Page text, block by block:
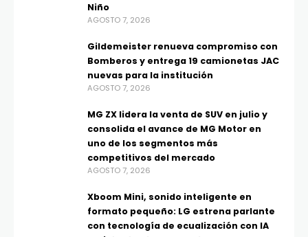
Niño
AGOSTO 7, 2026
Gildemeister renueva compromiso con
Bomberos y entrega 19 camionetas JAC
nuevas para la institución
AGOSTO 7, 2026
MG ZX lidera la venta de SUV en julio y
consolida el avance de MG Motor en
uno de los segmentos más
competitivos del mercado
AGOSTO 7, 2026
Xboom Mini, sonido inteligente en
formato pequeño: LG estrena parlante
con tecnología de ecualización con IA